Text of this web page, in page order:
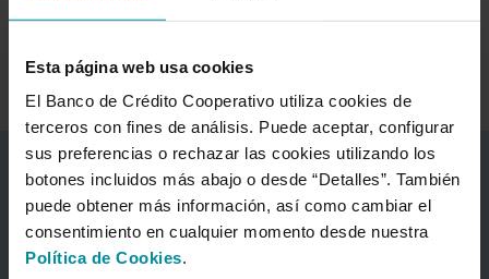
Esta página web usa cookies
El Banco de Crédito Cooperativo utiliza cookies de
terceros con fines de análisis. Puede aceptar, configurar
sus preferencias o rechazar las cookies utilizando los
botones incluidos más abajo o desde “Detalles”. También
puede obtener más información, así como cambiar el
consentimiento en cualquier momento desde nuestra
Política de Cookies.
Resultados trimestrales
Resultados a 30 de junio de 2026
Información corporativa
Acerca del Banco
Centro Financiero Cajamar
Sala de prensa